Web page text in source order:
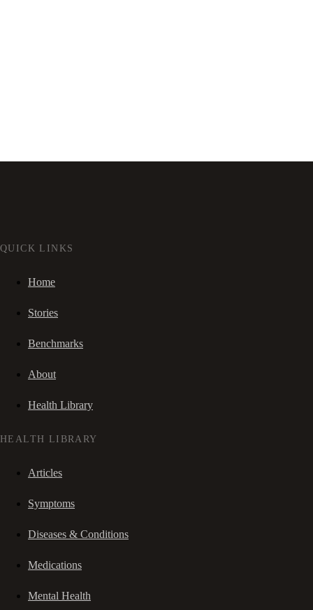
QUICK LINKS
Home
Stories
Benchmarks
About
Health Library
HEALTH LIBRARY
Articles
Symptoms
Diseases & Conditions
Medications
Mental Health